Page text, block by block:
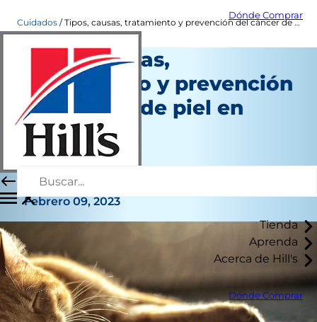
Dónde Comprar
Tienda
Aprenda
Acerca de Hill's
Dónde Comprar
Cuidados Tipos, causas, tratamiento y prevención del cáncer de piel en gatos
Tipos, causas,
tratamiento y prevención
del cáncer de piel en
gatos
Salud
Febrero 09, 2023